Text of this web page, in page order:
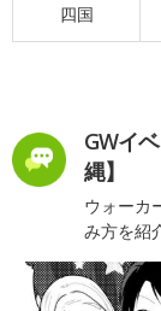
四国
GWイ
縄】
ウォーカ
み方を紹